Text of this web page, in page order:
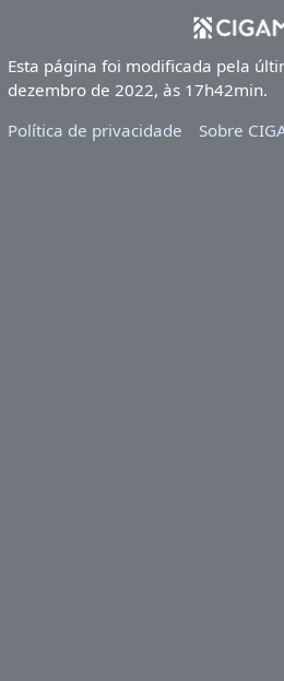
Esta página foi modificada pela
dezembro de 2022, às 17h42min.
Política de privacidade
Sobre